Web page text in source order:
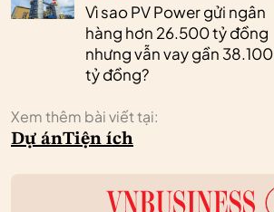
Vì sao PV Power gửi ngân
hàng hơn 26.500 tỷ đồng
nhưng vẫn vay gần 38.100
tỷ đồng?
Xem thêm bài viết tại:
Dự ánTiện ích